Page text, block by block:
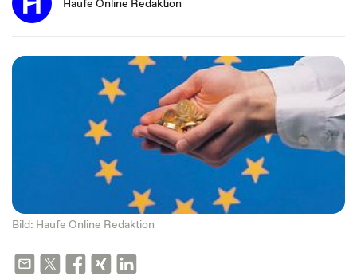
Haufe Online Redaktion
Bild: Haufe Online Redaktion